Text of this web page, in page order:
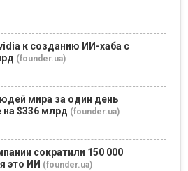
к созданию ИИ-хаба с
(founder.ua)
мира за один день
на $336 млрд (founder.ua)
сократили 150 000
это ИИ (founder.ua)